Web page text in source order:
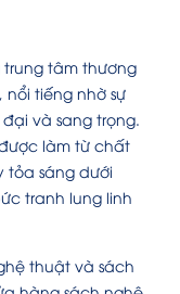
trung tâm thương
nổi tiếng nhờ sự
và sang trọng.
làm từ chất
tỏa sáng dưới
tranh lung linh
thuật và sách